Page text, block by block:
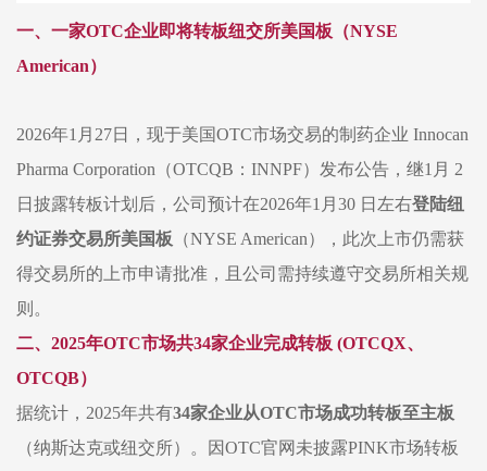
一、 一家OTC企业即将转板纽交所美国板（NYSE
American）
2026年1月27日，现于美国OTC市场交易的制药企业 Innocan
Pharma Corporation（OTCQB：INNPF）发布公告，继1月 2
日披露转板计划后，公司预计在2026年1月30 日左右登陆纽
约证券交易所美国板 （NYSE American），此次上市仍需获
得交易所的上市申请批准，且公司需持续遵守交易所相关规
则。
二、 2025年OTC市场共34家企业完成转板 (OTCQX、
OTCQB）
据统计， 2025年共有34家企业从OTC市场成功转板至主板
（纳斯达克或纽交所）。因OTC官网未披露PINK市场转板